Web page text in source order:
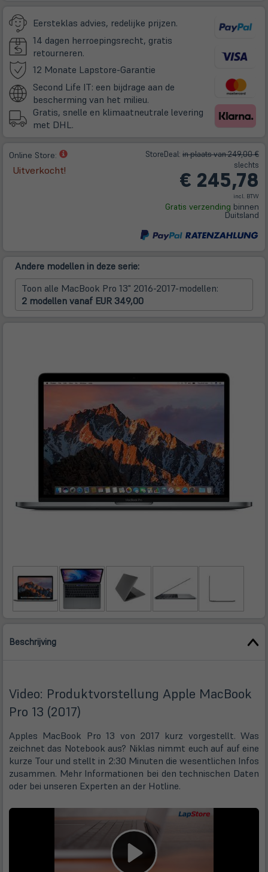
Eersteklas advies, redelijke prijzen.
14 dagen herroepingsrecht, gratis
retourneren.
12 Monate Lapstore-Garantie
neuem
Tab)
Second Life IT: een bijdrage aan de
bescherming van het milieu.
Gratis, snelle en klimaatneutrale levering
met DHL.
Online Store:
(öffnet
Uitverkocht!
StoreDeal: in plaats van 249,00 €
slechts
€ 245,78
incl. BTW
Gratis verzending binnen
Duitsland
Andere modellen in deze serie:
Toon alle MacBook Pro 13" 2016-2017-modellen:
2 modellen vanaf EUR 349,00
Beschrijving
Video: Produktvorstellung Apple MacBook
Pro 13 (2017)
Apples MacBook Pro 13 von 2017 kurz vorgestellt. Was
zeichnet das Notebook aus? Niklas nimmt euch auf auf eine
kurze Tour und stellt in 2:30 Minuten die wesentlichen Infos
zusammen. Mehr Informationen bei den technischen Daten
oder bei unseren Experten an der Hotline.